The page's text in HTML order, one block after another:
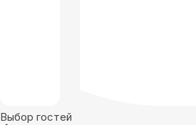
Выбор гостей